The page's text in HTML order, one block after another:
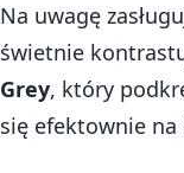
Na uwagę
świetnie
Grey, który
się efektownie na